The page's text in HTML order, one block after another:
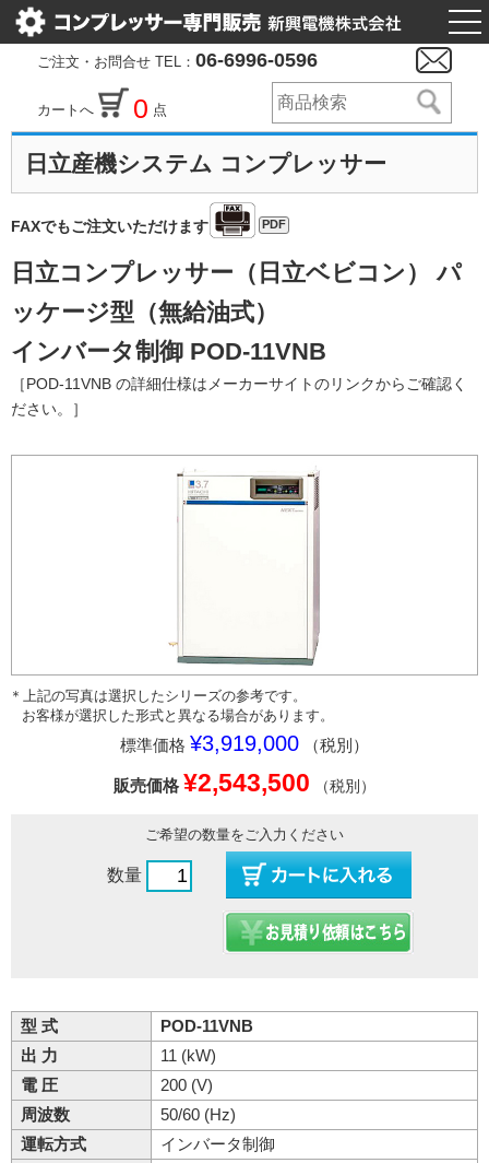
ご注文・お問合せ TEL： 06-6996-0596
カートへ 0 点
日立産機システム コンプレッサー
FAXでもご注文いただけます PDF
日立コンプレッサー（日立ベビコン） パ
ッケージ型（無給油式）
インバータ制御 POD-11VNB
［POD-11VNB の詳細仕様はメーカーサイトのリンクからご確認く
ださい。］
＊上記の写真は選択したシリーズの参考です。
お客様が選択した形式と異なる場合があります。
標準価格 ¥3,919,000 （税別）
販売価格 ¥2,543,500 （税別）
ご希望の数量をご入力ください
数量
型 式
POD-11VNB
出 力
11 (kW)
電 圧
200 (V)
周波数
50/60 (Hz)
運転方式
インバータ制御